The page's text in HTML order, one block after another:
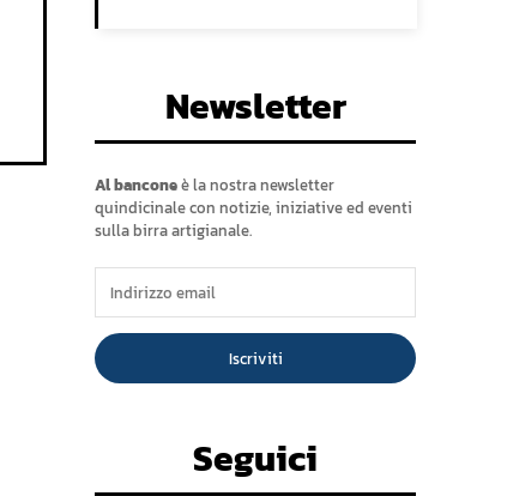
Newsletter
Al banconeè la nostra newsletter
quindicinale con notizie, iniziative ed eventi
sulla birra artigianale.
Iscriviti
Seguici